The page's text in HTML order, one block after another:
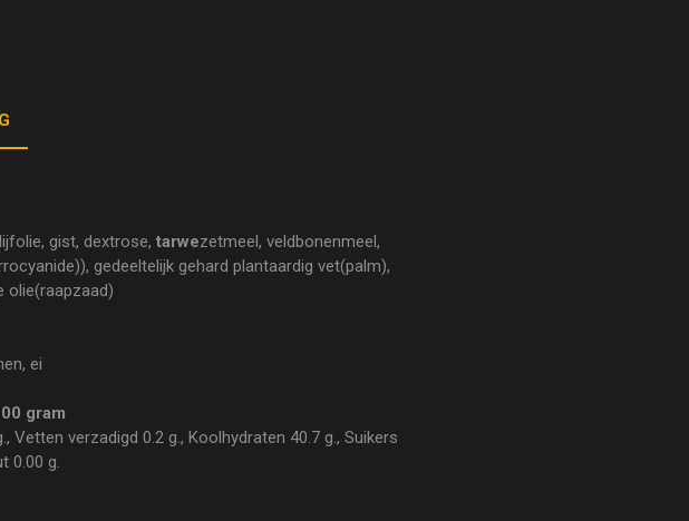
gist, dextrose, tarwezetmeel, veldbonenmeel,
gedeeltelijk gehard plantaardig vet(palm),
olie(raapzaad)
ei
gram
Vetten verzadigd 0.2 g., Koolhydraten 40.7 g., Suikers
0.00 g.